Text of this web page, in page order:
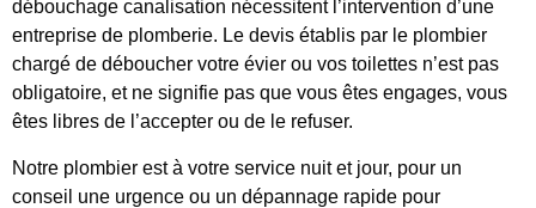
débouchage canalisation nécessitent l’intervention d’une
entreprise de plomberie. Le devis établis par le plombier
chargé de déboucher votre évier ou vos toilettes n’est pas
obligatoire, et ne signifie pas que vous êtes engages, vous
êtes libres de l’accepter ou de le refuser.
Notre plombier est à votre service nuit et jour, pour un
conseil une urgence ou un dépannage rapide pour